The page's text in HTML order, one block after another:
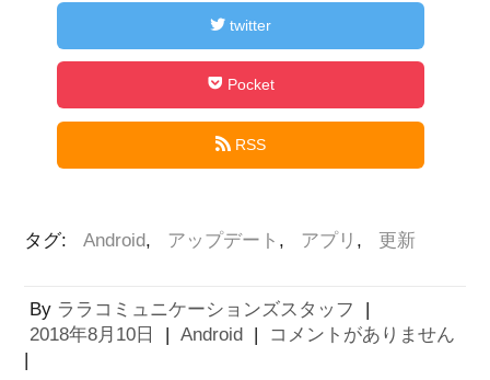
twitter
Pocket
RSS
タグ: Android, アップデート , アプリ , 更新
By ララコミュニケーションズスタッフ
|
2018年8月10日
| Android |
コメントがありません
|